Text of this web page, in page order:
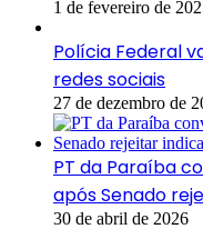
1 de fevereiro de
Polícia Federal
redes sociais
27 de dezembro de
PT da Paraíba
após Senado
30 de abril de 2026